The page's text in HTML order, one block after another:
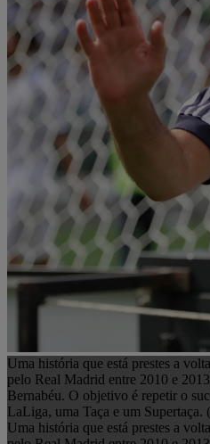
Uma história que está prestes a
pelo Real Madrid entre 2010 e
Bernabéu. O objetivo é repetir o
LaLiga, uma Taça e um
Uma história que está prestes a